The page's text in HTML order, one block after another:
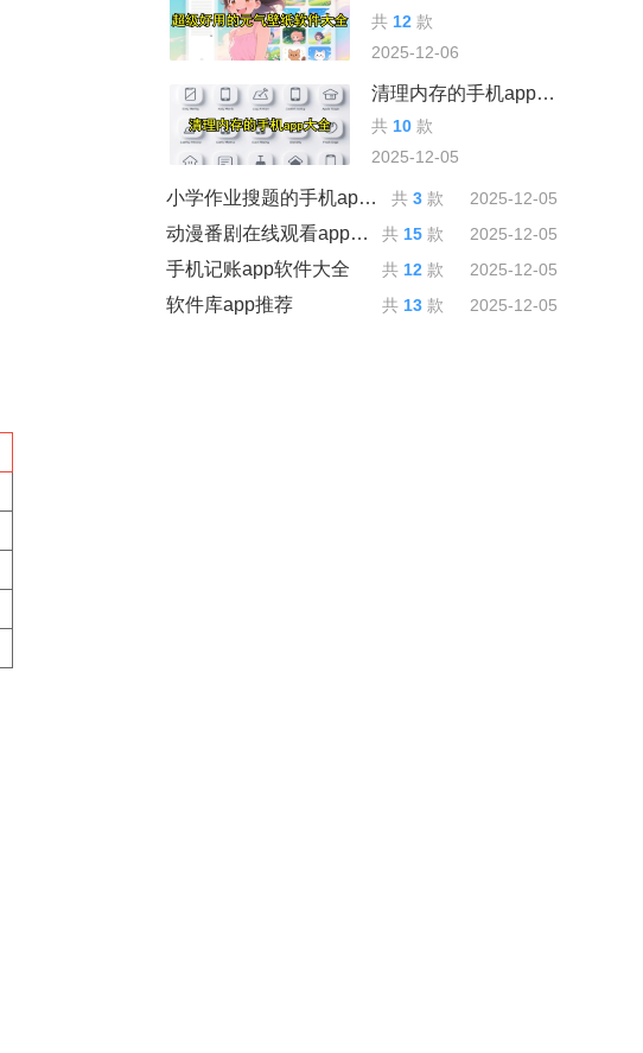
共 12 款
2025-12-06
清理内存的手机app大全
共 10 款
2025-12-05
小学作业搜题的手机app大全 共 3 款 2025-12-05
动漫番剧在线观看app推荐 共 15 款 2025-12-05
手机记账app软件大全 共 12 款 2025-12-05
软件库app推荐 共 13 款 2025-12-05